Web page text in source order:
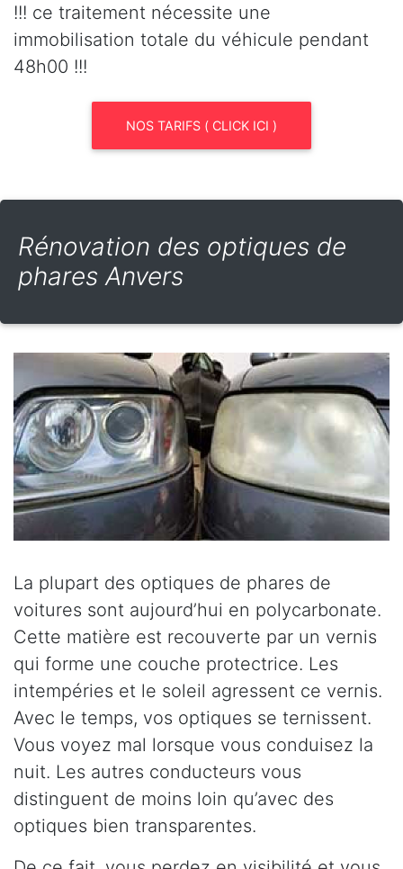
!!! ce traitement nécessite une
immobilisation totale du véhicule pendant
48h00 !!!
NOS TARIFS ( CLICK ICI )
Rénovation des optiques de
phares Anvers
La plupart des optiques de phares de
voitures sont aujourd’hui en polycarbonate.
Cette matière est recouverte par un vernis
qui forme une couche protectrice. Les
intempéries et le soleil agressent ce vernis.
Avec le temps, vos optiques se ternissent.
Vous voyez mal lorsque vous conduisez la
nuit. Les autres conducteurs vous
distinguent de moins loin qu’avec des
optiques bien transparentes.